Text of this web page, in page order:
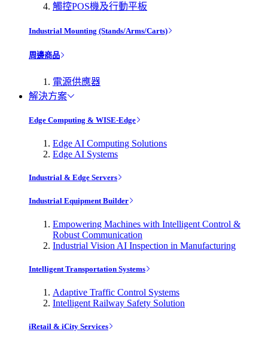
觸控POS機及行動平板
Industrial Mounting (Stands/Arms/Carts)
周邊商品
電源供應器
解決方案
Edge Computing & WISE-Edge
Edge AI Computing Solutions
Edge AI Systems
Industrial & Edge Servers
Industrial Equipment Builder
Empowering Machines with Intelligent Control &
Robust Communication
Industrial Vision AI Inspection in Manufacturing
Intelligent Transportation Systems
Adaptive Traffic Control Systems
Intelligent Railway Safety Solution
iRetail & iCity Services